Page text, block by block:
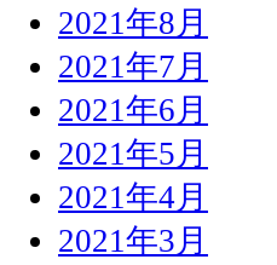
2021年8月
2021年7月
2021年6月
2021年5月
2021年4月
2021年3月